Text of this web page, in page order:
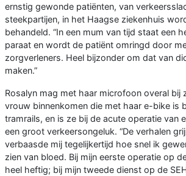
ernstig gewonde patiënten, van
steekpartijen, in het Haagse ziekenhuis
behandeld. “In een mum van tijd staat een
paraat en wordt de patiënt omringd door
zorgverleners. Heel bijzonder om dat van
maken.”
Rosalyn mag met haar microfoon overal bij
vrouw binnenkomen die met haar e-bike is
tramrails, en is ze bij de acute operatie van
een groot verkeersongeluk. “De verhalen
verbaasde mij tegelijkertijd hoe snel ik
zien van bloed. Bij mijn eerste operatie op
heel heftig; bij mijn tweede dienst op de